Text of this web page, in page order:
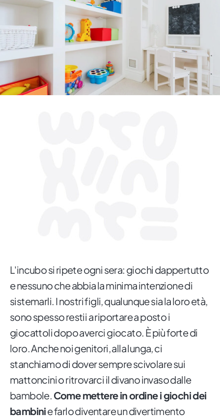
L'incubo si ripete ogni sera: giochi dappertutto
e nessuno che abbia la minima intenzione di
sistemarli. I nostri figli, qualunque sia la loro età,
sono spesso restii a riportare a posto i
giocattoli dopo averci giocato. È più forte di
loro. Anche noi genitori, alla lunga, ci
stanchiamo di dover sempre scivolare sui
mattoncini o ritrovarci il divano invaso dalle
bambole. Come mettere in ordine i giochi dei
bambinie farlo diventare un divertimento